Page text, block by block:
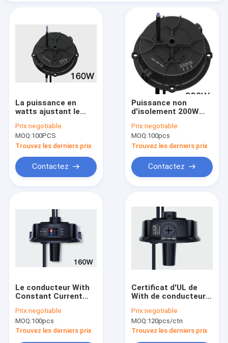
La puissance en
watts ajustant le
isolé l'interrupteur à
positions multiples
de With de
conducteur d'UFO de
Highbay de
puissance
Prix:negotiable
MOQ:100PCS
Trouvez les derniers prix
Contactez
Puissance non
d'isolement 200W
à positions multiples
de With de
conducteur d'UFO de
Highbay
Prix:negotiable
MOQ:100pcs
Trouvez les derniers prix
Contactez
Le conducteur With
Constant Current
rond de la deuxième
génération 160w
Prix:negotiable
MOQ:100pcs
Trouvez les derniers prix
Certificat d'UL de
With de conducteur
RND080C LED et
base élevés de
capteur
Prix:negotiable
MOQ:120pcs/ctn
Trouvez les derniers prix